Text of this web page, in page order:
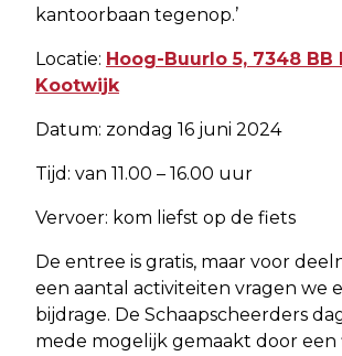
kantoorbaan tegenop.’
Locatie: Hoog-Buurlo 5, 7348 BB
Kootwijk
Datum: zondag 16 juni 2024
Tijd: van 11.00 – 16.00 uur
Vervoer: kom liefst op de fiets
De entree is gratis, maar voor
een aantal activiteiten vragen we
bijdrage. De Schaapscheerders
mede mogelijk gemaakt door een